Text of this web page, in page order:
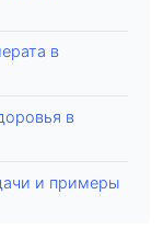
в
в
и примеры